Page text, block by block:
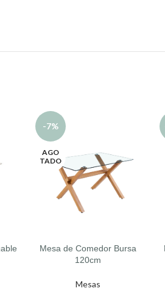
-7%
AGO
TADO
LEER MÁS
Mesa de Comedor Bursa
120cm
Mesas